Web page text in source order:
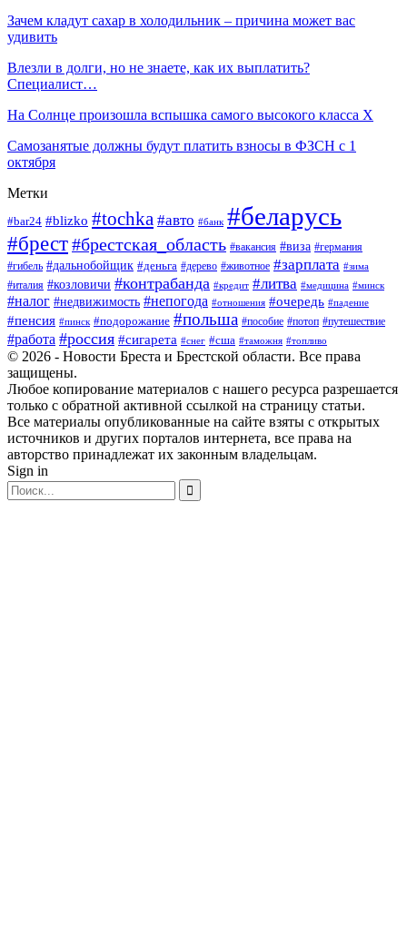
Зачем кладут сахар в холодильник – причина может вас
удивить
Влезли в долги, но не знаете, как их выплатить?
Специалист…
На Солнце произошла вспышка самого высокого класса Х
Самозанятые должны будут платить взносы в ФЗСН с 1
октября
Метки
#bar24 #blizko #tochka #авто #банк #беларусь
#брест#брестская_область #вакансия #виза #германия
#гибель #дальнобойщик #деньга #дерево #животное #зарплата #зима
#италия #козловичи #контрабанда #кредит #литва #медицина #минск
#налог #недвижимость #непогода #отношения #очередь #падение
#пенсия #пинск #подорожание #польша #пособие #потоп #путешествие
#работа #россия #сигарета #снег #сша #таможня #топливо
© 2026 - Новости Бреста и Брестской области. Все права
защищены.
Любое копирование материалов с нашего ресурса разрешается
только с обратной активной ссылкой на страницу статьи.
Все материалы опубликованные на сайте взяты с открытых
источников и других порталов интернета, все права на
авторство принадлежат их законным владельцам.
Sign in